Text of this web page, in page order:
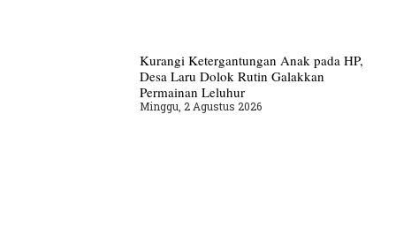
Kurangi Ketergantungan Anak pada HP,
Desa Laru Dolok Rutin Galakkan
Permainan Leluhur
Minggu, 2 Agustus 2026